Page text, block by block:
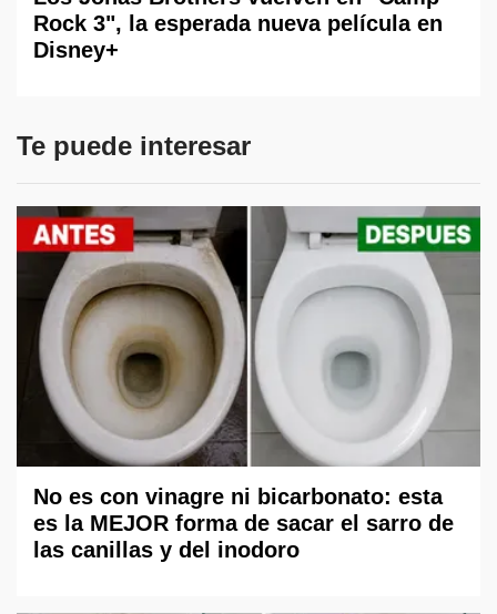
Rock 3", la esperada nueva película en
Disney+
Te puede interesar
No es con vinagre ni bicarbonato: esta
es la MEJOR forma de sacar el sarro de
las canillas y del inodoro